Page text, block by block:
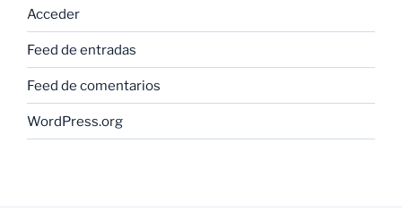
Acceder
Feed de entradas
Feed de comentarios
WordPress.org